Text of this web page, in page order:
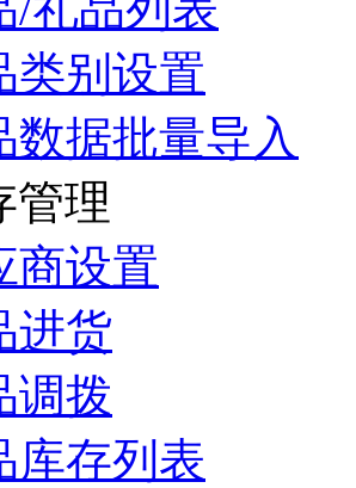
类别设置
数据批量导入
管理
商设置
进货
调拨
库存列表